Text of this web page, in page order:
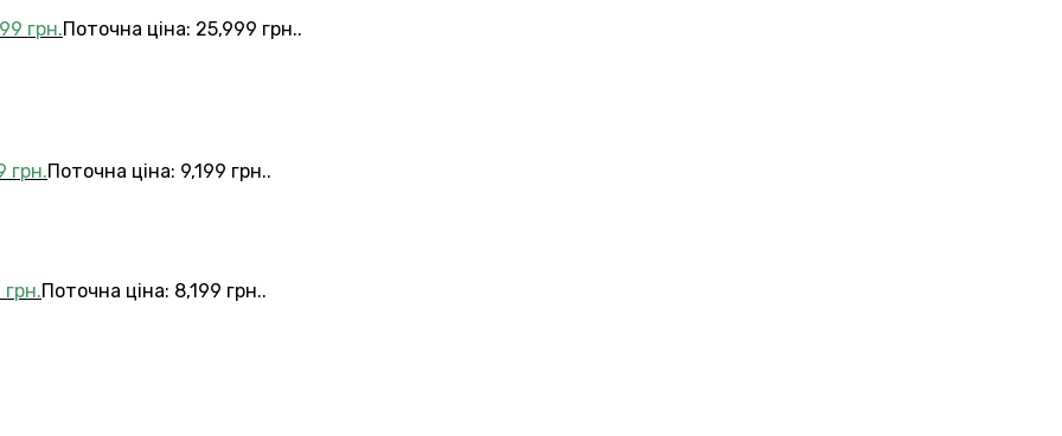
грн.Поточна ціна: 25,999 грн..
грн.Поточна ціна: 9,199 грн..
грн.Поточна ціна: 8,199 грн..